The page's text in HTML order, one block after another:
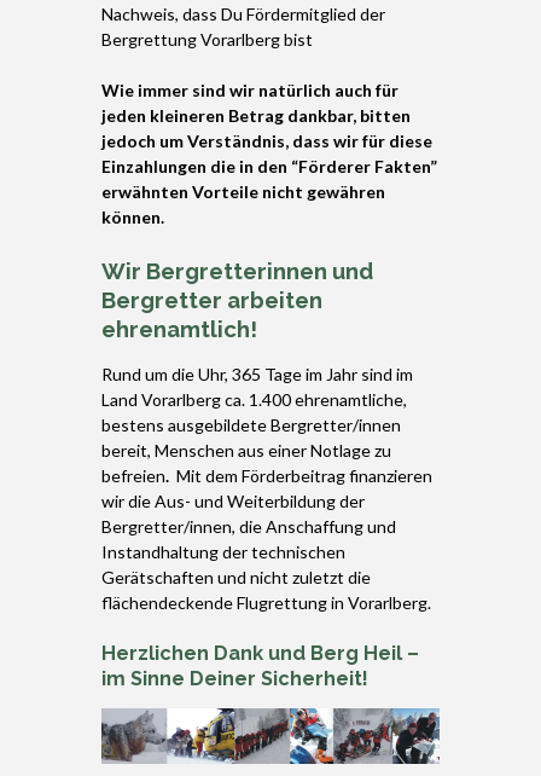
Nachweis, dass Du Fördermitglied der
Bergrettung Vorarlberg bist
Wie immer sind wir natürlich auch für
jeden kleineren Betrag dankbar, bitten
jedoch um Verständnis, dass wir für diese
Einzahlungen die in den “Förderer Fakten”
erwähnten Vorteile nicht gewähren
können.
Wir Bergretterinnen und
Bergretter arbeiten
ehrenamtlich!
Rund um die Uhr, 365 Tage im Jahr sind im
Land Vorarlberg ca. 1.400 ehrenamtliche,
bestens ausgebildete Bergretter/innen
bereit, Menschen aus einer Notlage zu
befreien. Mit dem Förderbeitrag finanzieren
wir die Aus- und Weiterbildung der
Bergretter/innen, die Anschaffung und
Instandhaltung der technischen
Gerätschaften und nicht zuletzt die
flächendeckende Flugrettung in Vorarlberg.
Herzlichen Dank und Berg Heil –
im Sinne Deiner Sicherheit!